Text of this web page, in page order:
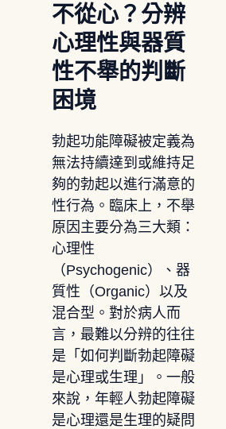
不從心？分辨
心理性與器質
性不舉的判斷
困境
勃起功能障礙被定義為
無法持續達到或維持足
夠的勃起以進行滿意的
性行為。臨床上，不舉
原因主要分為三大類：
心理性
（Psychogenic）、器
質性（Organic）以及
混合型。對於病人而
言，最難以分辨的往往
是「如何判斷勃起障礙
是心理或生理」。一般
來說，年輕人勃起障礙
是心理還是生理的疑問